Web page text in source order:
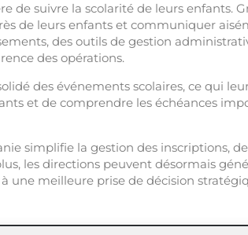
de suivre la scolarité de leurs enfants.
de leurs enfants et communiquer
des outils de gestion
des opérations.
des événements scolaires, ce qui
et de comprendre les échéances
simplifie la gestion des inscriptions,
les directions peuvent désormais
une meilleure prise de décision